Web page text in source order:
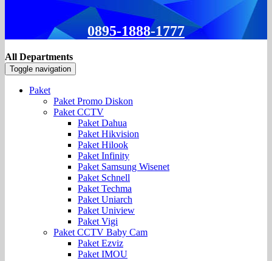
0895-1888-1777
All Departments
Toggle navigation
Paket
Paket Promo Diskon
Paket CCTV
Paket Dahua
Paket Hikvision
Paket Hilook
Paket Infinity
Paket Samsung Wisenet
Paket Schnell
Paket Techma
Paket Uniarch
Paket Uniview
Paket Vigi
Paket CCTV Baby Cam
Paket Ezviz
Paket IMOU